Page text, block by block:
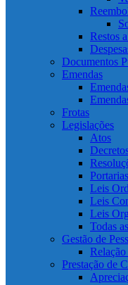
Restos
Documentos
Emendas
Frotas
Legislações
Atos
Portarias
Leis
Leis
Leis
Todas
Gestão de
Prestação de